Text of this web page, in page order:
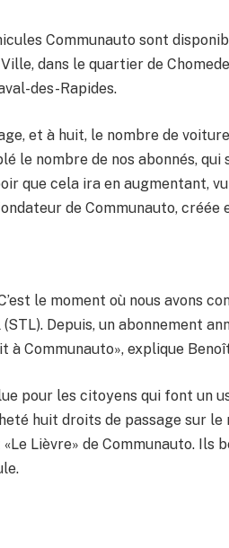
Communauto sont
dans le quartier de
des-Rapides.
et à huit, le nombre de
le nombre de nos abonnés, qui
que cela ira en augmentant,
de Communauto, créée
le moment où nous avons
Depuis, un abonnement
Communauto», explique
pour les citoyens qui font un
huit droits de passage sur le
Lièvre» de Communauto. Ils